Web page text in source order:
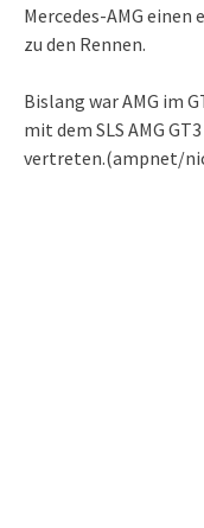
Mercedes-AMG
zu den Rennen.
Bislang war AMG im
mit dem SLS AMG
vertreten.(ampnet/